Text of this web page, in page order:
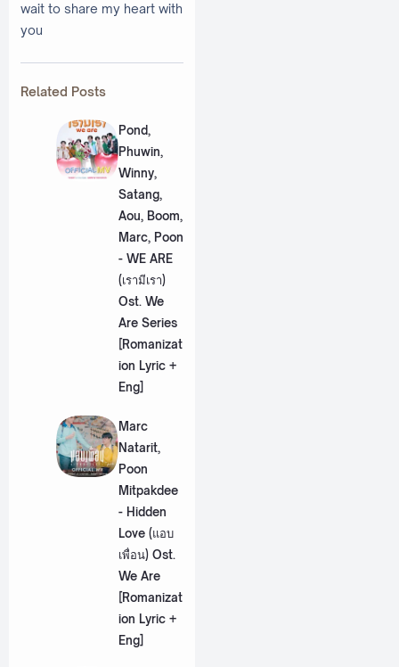
wait to share my heart with
you
Related Posts
Pond,
Phuwin,
Winny,
Satang,
Aou, Boom,
Marc, Poon
- WE ARE
(เรามีเรา)
Ost. We
Are Series
[Romanizat
ion Lyric +
Eng]
Marc
Natarit,
Poon
Mitpakdee
- Hidden
Love (แอบ
เพื่อน) Ost.
We Are
[Romanizat
ion Lyric +
Eng]